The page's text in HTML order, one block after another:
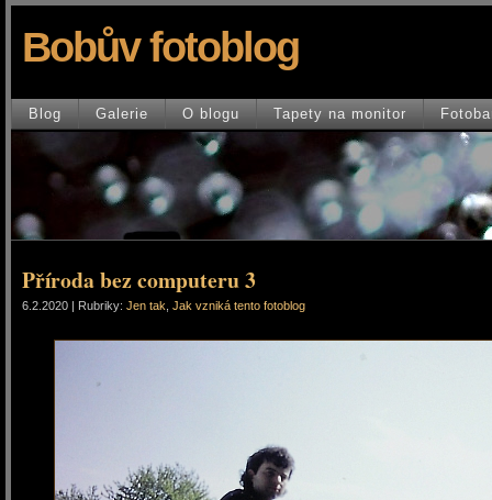
Bobův fotoblog
Blog Galerie O blogu Tapety na monitor
Příroda bez computeru 3
6.2.2020 | Rubriky: Jen tak Jak vzniká tento fotoblog